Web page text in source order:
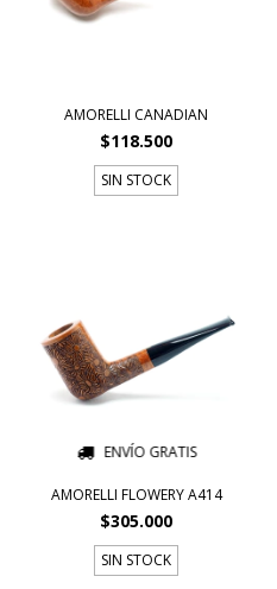
AMORELLI CANADIAN
$118.500
SIN STOCK
ENVÍO GRATIS
AMORELLI FLOWERY A414
$305.000
SIN STOCK